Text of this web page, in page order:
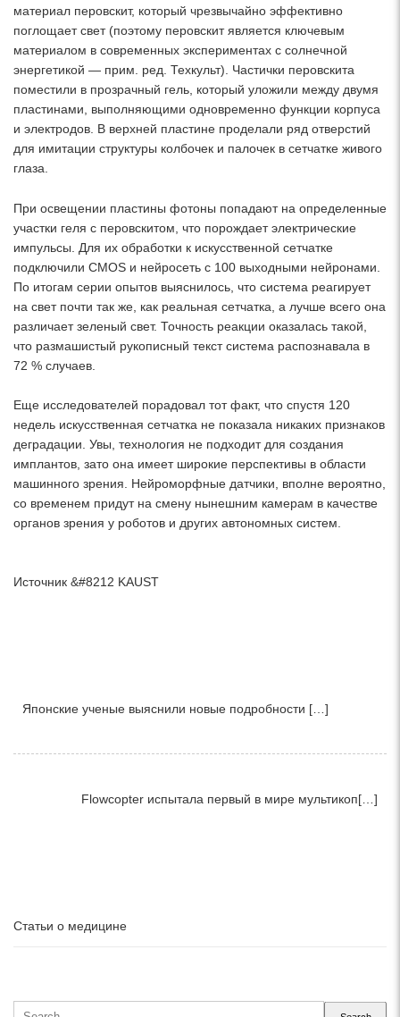
материал перовскит, который чрезвычайно эффективно
поглощает свет (поэтому перовскит является ключевым
материалом в современных экспериментах с солнечной
энергетикой — прим. ред. Техкульт). Частички перовскита
поместили в прозрачный гель, который уложили между двумя
пластинами, выполняющими одновременно функции корпуса
и электродов. В верхней пластине проделали ряд отверстий
для имитации структуры колбочек и палочек в сетчатке живого
глаза.
При освещении пластины фотоны попадают на определенные
участки геля с перовскитом, что порождает электрические
импульсы. Для их обработки к искусственной сетчатке
подключили CMOS и нейросеть с 100 выходными нейронами.
По итогам серии опытов выяснилось, что система реагирует
на свет почти так же, как реальная сетчатка, а лучше всего она
различает зеленый свет. Точность реакции оказалась такой,
что размашистый рукописный текст система распознавала в
72 % случаев.
Еще исследователей порадовал тот факт, что спустя 120
недель искусственная сетчатка не показала никаких признаков
деградации. Увы, технология не подходит для создания
имплантов, зато она имеет широкие перспективы в области
машинного зрения. Нейроморфные датчики, вполне вероятно,
со временем придут на смену нынешним камерам в качестве
органов зрения у роботов и других автономных систем.
Источник &#8212 KAUST
Японские ученые выяснили новые подробности […]
Flowcopter испытала первый в мире мультикоп[…]
Статьи о медицине
Search